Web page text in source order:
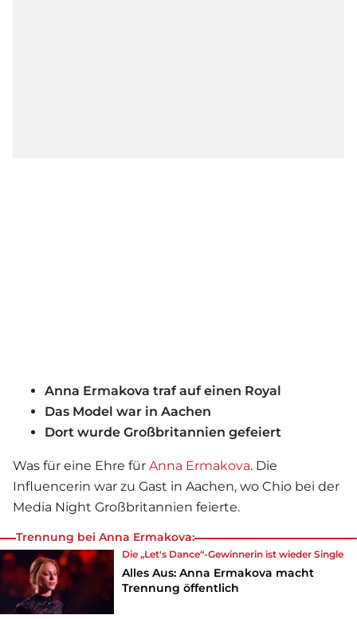
Anna Ermakova traf auf einen Royal
Das Model war in Aachen
Dort wurde Großbritannien gefeiert
Was für eine Ehre für Anna Ermakova. Die
Influencerin war zu Gast in Aachen, wo Chio bei der
Media Night Großbritannien feierte.
Trennung bei Anna Ermakova:
Die „Let's Dance“-Gewinnerin ist wieder Single
Alles Aus: Anna Ermakova macht
Trennung öffentlich